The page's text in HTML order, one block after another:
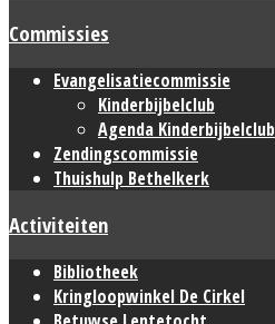
Commissies
Evangelisatiecommissie
Kinderbijbelclub
Agenda Kinderbijbelclub
Zendingscommissie
Thuishulp Bethelkerk
Activiteiten
Bibliotheek
Kringloopwinkel De Cirkel